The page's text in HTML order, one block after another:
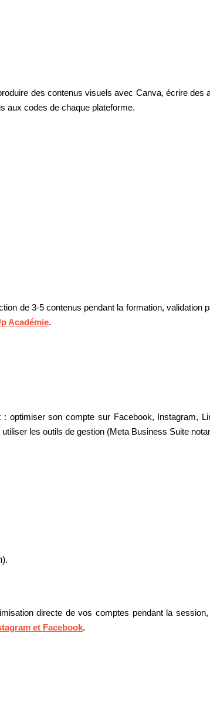
des contenus visuels avec Canva, écrire des
aux codes de chaque plateforme.
de 3-5 contenus pendant la formation, validation
Académie.
son compte sur Facebook, Instagram,
les outils de gestion (Meta Business Suite
directe de vos comptes pendant la
et Facebook.